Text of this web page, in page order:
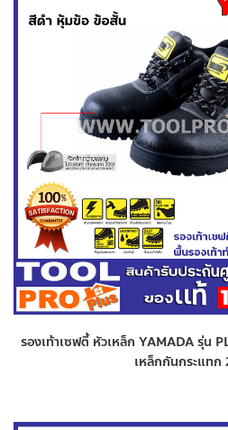
รองเท้าเซฟตี้ หัวเหล็ก YAMADA รุ่น
เหล็กกันกระแท